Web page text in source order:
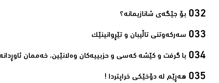
بۆ جێگەی شانازیمانە؟‌
سەرکەوتنی تاڵیبان و تێڕوانینێک‌
با گرفت و كێشه‌ كه‌سی و حزبییه‌كان وه‌لانێین، خه‌ممان
ھەڕێم لە دۆخێکی خراپتردا !‌